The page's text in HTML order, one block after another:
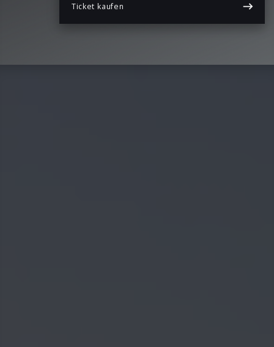
Ticket kaufen